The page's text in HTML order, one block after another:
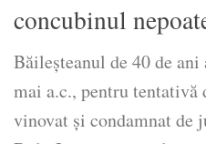
concubinul
Băileşteanul de 40 de
mai a.c., pentru tentativă
vinovat şi condamnat